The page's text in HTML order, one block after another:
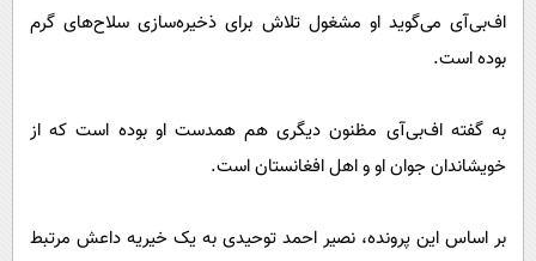
اف‌بی‌آی می‌گوید او مشغول تلاش برای ذخیره‌سازی سلاح‌های گرم
بوده است.
به گفته اف‌بی‌‌آی مظنون دیگری هم همدست او بوده است که از
خویشاندان جوان او و اهل افغانستان است.
بر اساس این پرونده، نصیر احمد توحیدی به یک خیریه داعش مرتبط